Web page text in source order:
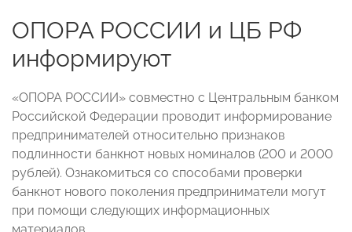
ОПОРА РОССИИ и ЦБ РФ
информируют
«ОПОРА РОССИИ» совместно с Центральным банком
Российской Федерации проводит информирование
предпринимателей относительно признаков
подлинности банкнот новых номиналов (200 и 2000
рублей). Ознакомиться со способами проверки
банкнот нового поколения предприниматели могут
при помощи следующих информационных